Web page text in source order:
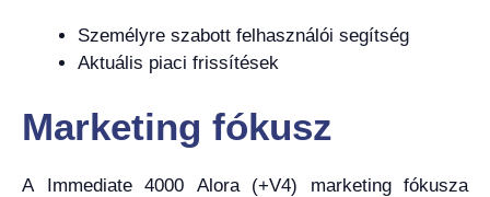
Személyre szabott felhasználói segítség
Aktuális piaci frissítések
Marketing fókusz
A Immediate 4000 Alora (+V4) marketing fókusza